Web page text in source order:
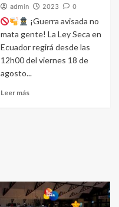
admin 2023 0
¡Guerra avisada no
mata gente! La Ley Seca en
Ecuador regirá desde las
12h00 del viernes 18 de
agosto...
Leer más